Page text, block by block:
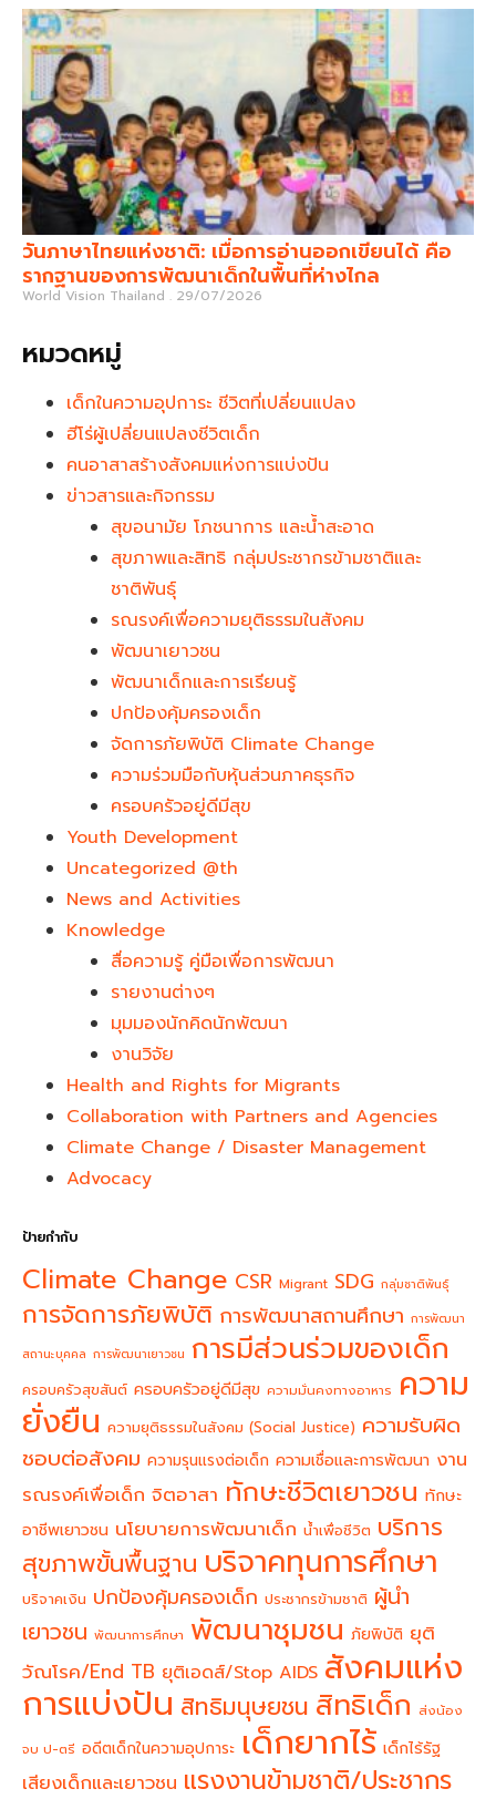
วันภาษาไทยแห่งชาติ: เมื่อการอ่านออกเขียนได้ คือ
รากฐานของการพัฒนาเด็กในพื้นที่ห่างไกล
World Vision Thailand 29/07/2026
หมวดหมู่
เด็กในความอุปการะ ชีวิตที่เปลี่ยนแปลง
ฮีโร่ผู้เปลี่ยนแปลงชีวิตเด็ก
คนอาสาสร้างสังคมแห่งการแบ่งปัน
ข่าวสารและกิจกรรม
สุขอนามัย โภชนาการ และน้ำสะอาด
สุขภาพและสิทธิ กลุ่มประชากรข้ามชาติและ
ชาติพันธุ์
รณรงค์เพื่อความยุติธรรมในสังคม
พัฒนาเยาวชน
พัฒนาเด็กและการเรียนรู้
ปกป้องคุ้มครองเด็ก
จัดการภัยพิบัติ Climate Change
ความร่วมมือกับหุ้นส่วนภาคธุรกิจ
ครอบครัวอยู่ดีมีสุข
Youth Development​
Uncategorized @th
News and Activities
Knowledge
สื่อความรู้ คู่มือเพื่อการพัฒนา
รายงานต่างๆ
มุมมองนักคิดนักพัฒนา
งานวิจัย
Health and Rights for Migrants
Collaboration with Partners and Agencies
Climate Change / Disaster Management
Advocacy
ป้ายกำกับ
Climate Change CSR Migrant SDG กลุ่มชาติพันธุ์
การจัดการภัยพิบัติ การพัฒนาสถานศึกษา การพัฒนา
สถานะบุคคล การพัฒนาเยาวชน การมีส่วนร่วมของเด็ก
ครอบครัวสุขสันต์ ครอบครัวอยู่ดีมีสุข ความมั่นคงทางอาหาร ความ
ยั่งยืน ความยุติธรรมในสังคม (Social Justice) ความรับผิด
ชอบต่อสังคม ความรุนแรงต่อเด็ก ความเชื่อและการพัฒนา งาน
รณรงค์เพื่อเด็ก จิตอาสา ทักษะชีวิตเยาวชน ทักษะ
อาชีพเยาวชน นโยบายการพัฒนาเด็ก น้ำเพื่อชีวิต บริการ
สุขภาพขั้นพื้นฐาน บริจาคทุนการศึกษา
บริจาคเงิน ปกป้องคุ้มครองเด็ก ประชากรข้ามชาติ ผู้นำ
เยาวชน พัฒนาการศึกษา พัฒนาชุมชน ภัยพิบัติ ยุติ
วัณโรค/End TB ยุติเอดส์/Stop AIDS สังคมแห่ง
การแบ่งปัน สิทธิมนุษยชน สิทธิเด็ก ส่งน้อง
จบ ป-ตรี อดีตเด็กในความอุปการะ เด็กยากไร้ เด็กไร้รัฐ
เสียงเด็กและเยาวชน แรงงานข้ามชาติ/ประชากร